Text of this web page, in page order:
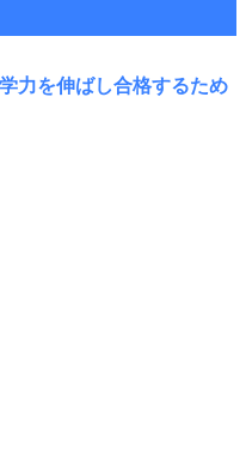
力を伸ばし合格するため